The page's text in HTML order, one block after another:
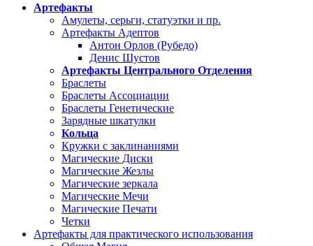
Артефакты
Амулеты, серьги, статуэтки и пр.
Артефакты Адептов
Антон Орлов (Рубедо)
Денис Шустов
Артефакты Центрального Отделения
Браслеты
Браслеты Ассоциации
Браслеты Генетические
Зарядные шкатулки
Кольца
Кружки с заклинаниями
Магические Диски
Магические Жезлы
Магические зеркала
Магические Мечи
Магические Печати
Четки
Артефакты для практического использования